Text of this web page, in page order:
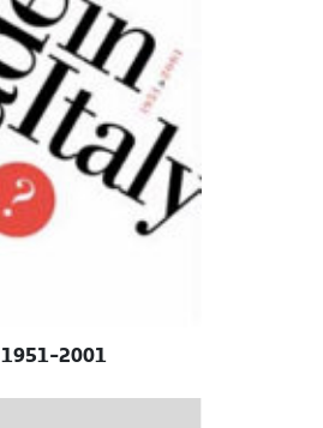
1951-2001